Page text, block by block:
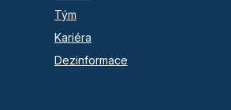
Tým
Kariéra
Dezinformace